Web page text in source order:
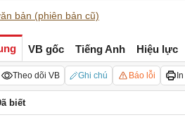
bản (phiên bản cũ)
VB gốc Tiếng Anh Hiệu lực
Theo dõi VB Ghi chú Báo lỗi In
biết